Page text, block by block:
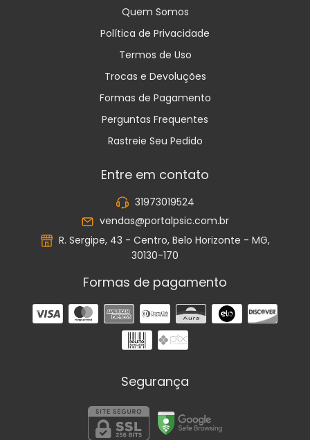
Quem Somos
Política de Privacidade
Termos de Uso
Trocas e Devoluções
Formas de Pagamento
Perguntas Frequentes
Rastreie Seu Pedido
Entre em contato
31973019524
vendas@portalpsic.com.br
R. Sergipe, 43 - Centro, Belo Horizonte - MG,
30130-170
Formas de pagamento
Segurança